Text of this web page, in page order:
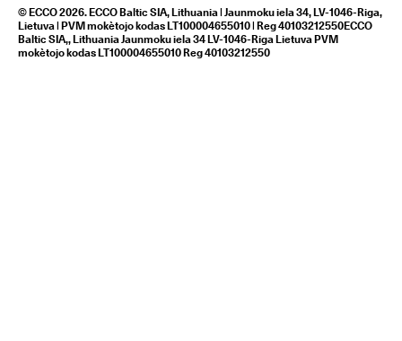
© ECCO 2026. ECCO Baltic SIA, Lithuania | Jaunmoku iela 34, LV-1046-Riga,
Lietuva | PVM mokètojo kodas LT100004655010 | Reg 40103212550ECCO
Baltic SIA,, Lithuania Jaunmoku iela 34 LV-1046-Riga Lietuva PVM
mokètojo kodas LT100004655010 Reg 40103212550